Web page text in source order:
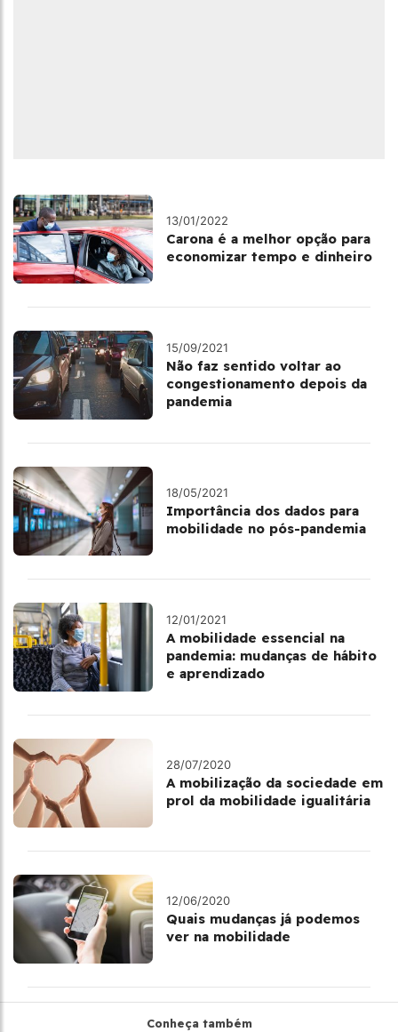
13/01/2022
Carona é a melhor opção para
economizar tempo e dinheiro
15/09/2021
Não faz sentido voltar ao
congestionamento depois da
pandemia
18/05/2021
Importância dos dados para
mobilidade no pós-pandemia
12/01/2021
A mobilidade essencial na
pandemia: mudanças de hábito
e aprendizado
28/07/2020
A mobilização da sociedade em
prol da mobilidade igualitária
12/06/2020
Quais mudanças já podemos
ver na mobilidade
Conheça também